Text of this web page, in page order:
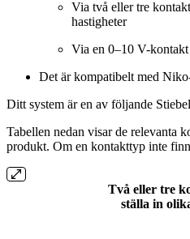
Via två eller tre
hastigheter
Via en 0–10 V-kontakt
Det är kompatibelt med
Ditt system är en av följande
Tabellen nedan visar de relevanta
produkt. Om en kontakttyp inte
Två eller tre
ställa in